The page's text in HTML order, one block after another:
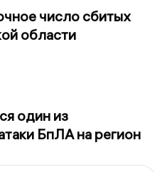
число сбитых
области
один из
БпЛА на регион